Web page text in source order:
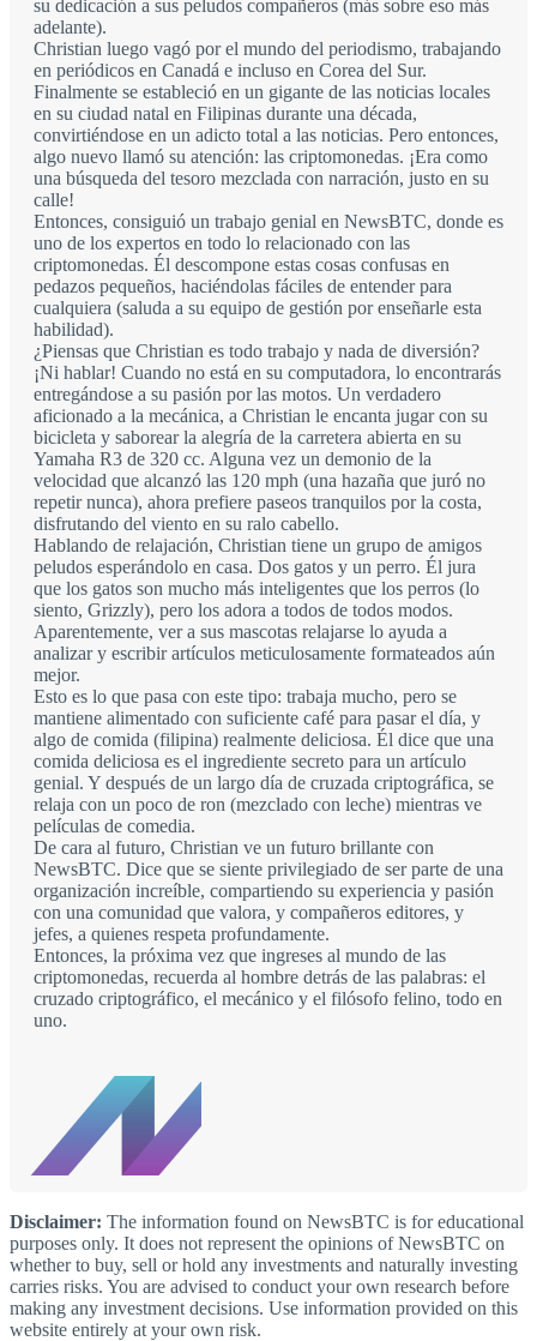
su dedicación a sus peludos compañeros (más sobre eso más
adelante).
Christian luego vagó por el mundo del periodismo, trabajando
en periódicos en Canadá e incluso en Corea del Sur.
Finalmente se estableció en un gigante de las noticias locales
en su ciudad natal en Filipinas durante una década,
convirtiéndose en un adicto total a las noticias. Pero entonces,
algo nuevo llamó su atención: las criptomonedas. ¡Era como
una búsqueda del tesoro mezclada con narración, justo en su
calle!
Entonces, consiguió un trabajo genial en NewsBTC, donde es
uno de los expertos en todo lo relacionado con las
criptomonedas. Él descompone estas cosas confusas en
pedazos pequeños, haciéndolas fáciles de entender para
cualquiera (saluda a su equipo de gestión por enseñarle esta
habilidad).
¿Piensas que Christian es todo trabajo y nada de diversión?
¡Ni hablar! Cuando no está en su computadora, lo encontrarás
entregándose a su pasión por las motos. Un verdadero
aficionado a la mecánica, a Christian le encanta jugar con su
bicicleta y saborear la alegría de la carretera abierta en su
Yamaha R3 de 320 cc. Alguna vez un demonio de la
velocidad que alcanzó las 120 mph (una hazaña que juró no
repetir nunca), ahora prefiere paseos tranquilos por la costa,
disfrutando del viento en su ralo cabello.
Hablando de relajación, Christian tiene un grupo de amigos
peludos esperándolo en casa. Dos gatos y un perro. Él jura
que los gatos son mucho más inteligentes que los perros (lo
siento, Grizzly), pero los adora a todos de todos modos.
Aparentemente, ver a sus mascotas relajarse lo ayuda a
analizar y escribir artículos meticulosamente formateados aún
mejor.
Esto es lo que pasa con este tipo: trabaja mucho, pero se
mantiene alimentado con suficiente café para pasar el día, y
algo de comida (filipina) realmente deliciosa. Él dice que una
comida deliciosa es el ingrediente secreto para un artículo
genial. Y después de un largo día de cruzada criptográfica, se
relaja con un poco de ron (mezclado con leche) mientras ve
películas de comedia.
De cara al futuro, Christian ve un futuro brillante con
NewsBTC. Dice que se siente privilegiado de ser parte de una
organización increíble, compartiendo su experiencia y pasión
con una comunidad que valora, y compañeros editores, y
jefes, a quienes respeta profundamente.
Entonces, la próxima vez que ingreses al mundo de las
criptomonedas, recuerda al hombre detrás de las palabras: el
cruzado criptográfico, el mecánico y el filósofo felino, todo en
uno.
Disclaimer: The information found on NewsBTC is for educational
purposes only. It does not represent the opinions of NewsBTC on
whether to buy, sell or hold any investments and naturally investing
carries risks. You are advised to conduct your own research before
making any investment decisions. Use information provided on this
website entirely at your own risk.